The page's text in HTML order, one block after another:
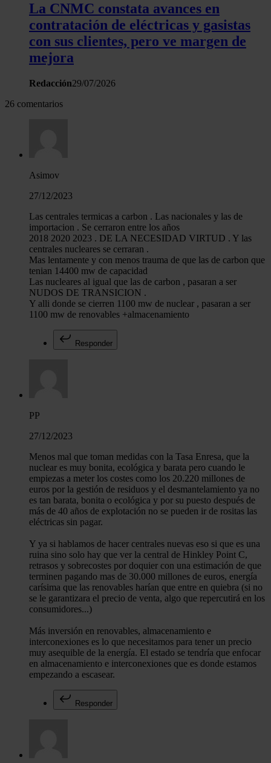
La CNMC constata avances en
contratación de eléctricas y gasistas
con sus clientes, pero ve margen de
mejora
Redacción29/07/2026
26 comentarios
Asimov
27/12/2023
Las centrales termicas a carbon . Las nacionales y las de
importacion . Se cerraron entre los años
2018 2020 2023 . DE LA NECESIDAD VIRTUD . Y las
centrales nucleares se cerraran .
Mas lentamente y con menos trauma de que las de carbon que
tenian 14400 mw de capacidad
Las nucleares al igual que las de carbon , pasaran a ser
NUDOS DE TRANSICION .
Y alli donde se cierren 1100 mw de nuclear , pasaran a ser
1100 mw de renovables +almacenamiento
Responder
PP
27/12/2023
Menos mal que toman medidas con la Tasa Enresa, que la
nuclear es muy bonita, ecológica y barata pero cuando le
empiezas a meter los costes como los 20.220 millones de
euros por la gestión de residuos y el desmantelamiento ya no
es tan barata, bonita o ecológica y por su puesto después de
más de 40 años de explotación no se pueden ir de rositas las
eléctricas sin pagar.
Y ya si hablamos de hacer centrales nuevas eso si que es una
ruina sino solo hay que ver la central de Hinkley Point C,
retrasos y sobrecostes por doquier con una estimación de que
terminen pagando mas de 30.000 millones de euros, energía
carísima que las renovables harían que entre en quiebra (si no
se le garantizara el precio de venta, algo que repercutirá en los
consumidores...)
Más inversión en renovables, almacenamiento e
interconexiones es lo que necesitamos para tener un precio
muy asequible de la energía. El estado se tendría que enfocar
en almacenamiento e interconexiones que es donde estamos
empezando a escasear.
Responder